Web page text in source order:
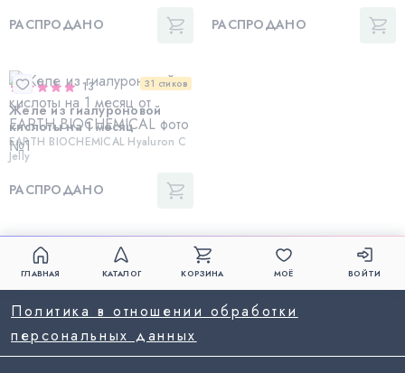
РАСПРОДАНО РАСПРОДАНО
31 стиков
13
Желе из гиалуроновой
кислоты на 1 месяц
EARTH BIOCHEMICAL Hyaluron C
Jelly
РАСПРОДАНО
ГЛАВНАЯ КАТАЛОГ КОРЗИНА МОЁ ВОЙТИ
Политика в отношении обработки
персональных данных